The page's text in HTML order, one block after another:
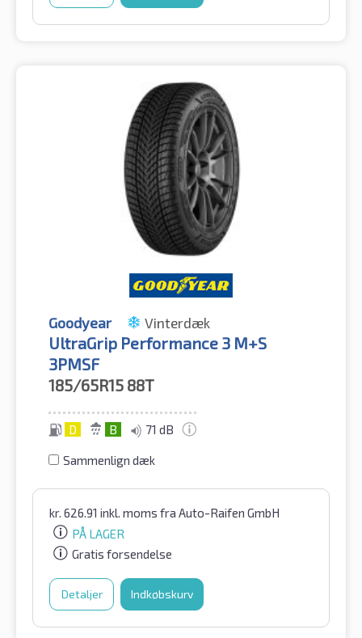
Goodyear Vinterdæk
UltraGrip Performance 3 M+S
3PMSF
185/65R15 88T
D B 71 dB
Sammenlign dæk
kr. 626.91 inkl. moms fra Auto-Raifen GmbH
PÅ LAGER
Gratis forsendelse
Detaljer Indkøbskurv